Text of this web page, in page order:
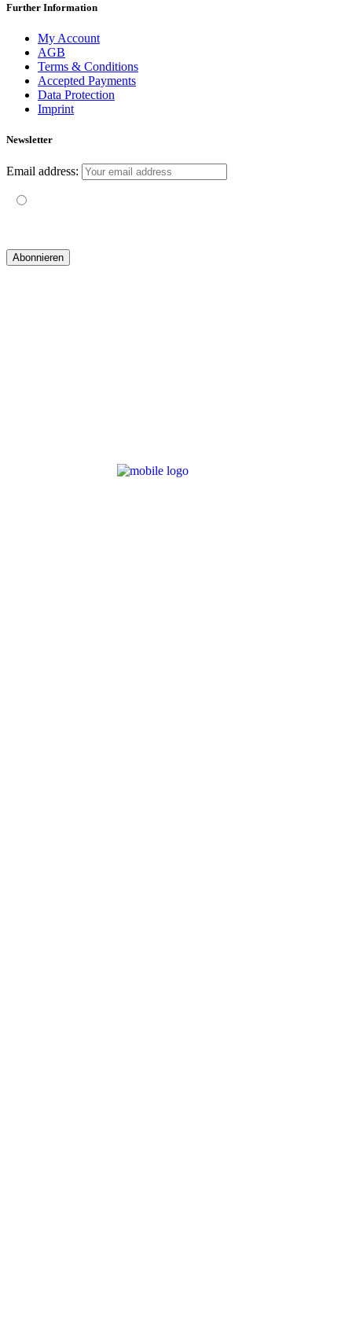
Further Information
My Account
AGB
Terms & Conditions
Accepted Payments
Data Protection
Imprint
Newsletter
Email address: